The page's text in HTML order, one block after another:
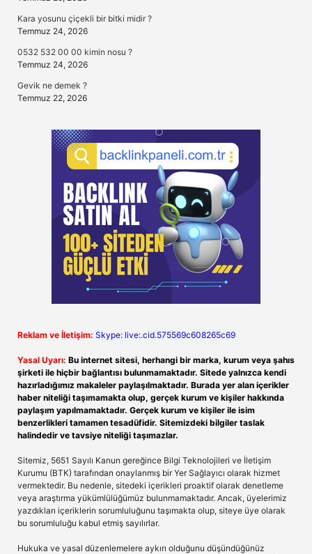
Kara yosunu çiçekli bir bitki midir ?
Temmuz 24, 2026
0532 532 00 00 kimin nosu ?
Temmuz 24, 2026
Gevik ne demek ?
Temmuz 22, 2026
Reklam ve İletişim: Skype: live:.cid.575569c608265c69
Yasal Uyarı: Bu internet sitesi, herhangi bir marka, kurum veya şahıs
şirketi ile hiçbir bağlantısı bulunmamaktadır. Sitede yalnızca kendi
hazırladığımız makaleler paylaşılmaktadır. Burada yer alan içerikler
haber niteliği taşımamakta olup, gerçek kurum ve kişiler hakkında
paylaşım yapılmamaktadır. Gerçek kurum ve kişiler ile isim
benzerlikleri tamamen tesadüfidir. Sitemizdeki bilgiler taslak
halindedir ve tavsiye niteliği taşımazlar.
Sitemiz, 5651 Sayılı Kanun gereğince Bilgi Teknolojileri ve İletişim
Kurumu (BTK) tarafından onaylanmış bir Yer Sağlayıcı olarak hizmet
vermektedir. Bu nedenle, sitedeki içerikleri proaktif olarak denetleme
veya araştırma yükümlülüğümüz bulunmamaktadır. Ancak, üyelerimiz
yazdıkları içeriklerin sorumluluğunu taşımakta olup, siteye üye olarak
bu sorumluluğu kabul etmiş sayılırlar.
Hukuka ve yasal düzenlemelere aykırı olduğunu düşündüğünüz